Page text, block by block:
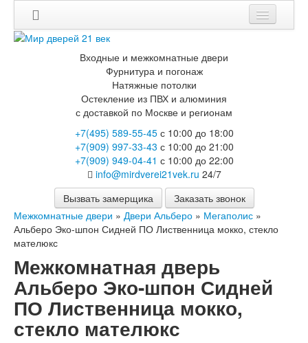
Входные и межкомнатные двери
Фурнитура и погонаж
Натяжные потолки
Остекление из ПВХ и алюминия
с доставкой по Москве и регионам
+7(495) 589-55-45с 10:00 до 18:00
+7(909) 997-33-43 с 10:00 до 21:00
+7(909) 949-04-41 с 10:00 до 22:00
info@mirdverei21vek.ru 24/7
Вызвать замерщика
Заказать звонок
Межкомнатные двери » Двери Альберо » Мегаполис »
Альберо Эко-шпон Сидней ПО Лиственница мокко, стекло
мателюкс
Межкомнатная дверь
Альберо Эко-шпон Сидней
ПО Лиственница мокко,
стекло мателюкс